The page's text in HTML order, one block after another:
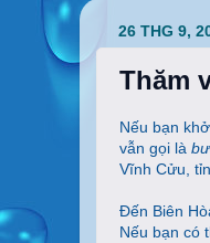
26 THG 9,
Thăm
Nếu bạn
vẫn gọi là
Vĩnh Cửu,
Đến Biên
Nếu bạn có